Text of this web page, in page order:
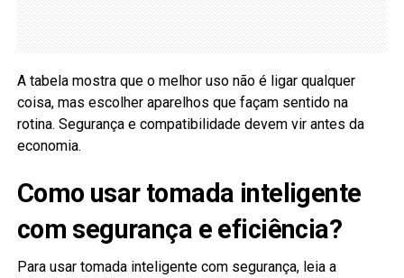
A tabela mostra que o melhor uso não é ligar qualquer
coisa, mas escolher aparelhos que façam sentido na
rotina. Segurança e compatibilidade devem vir antes da
economia.
Como usar tomada inteligente
com segurança e eficiência?
Para usar tomada inteligente com segurança, leia a